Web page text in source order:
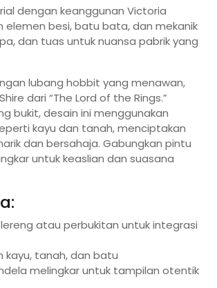
dengan keanggunan Victoria
elemen besi, batu bata, dan mekanik
dan tuas untuk nuansa pabrik yang
lubang hobbit yang menawan,
dari “The Lord of the Rings.”
bukit, desain ini menggunakan
kayu dan tanah, menciptakan
dan bersahaja. Gabungkan pintu
untuk keaslian dan suasana
atau perbukitan untuk integrasi
kayu, tanah, dan batu
melingkar untuk tampilan otentik